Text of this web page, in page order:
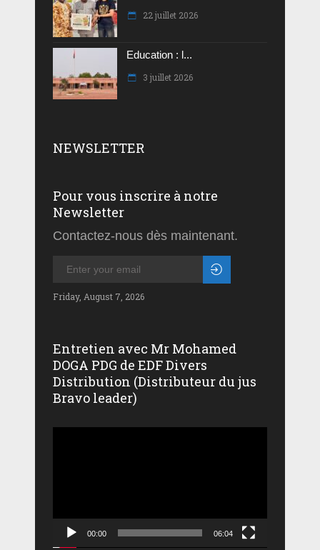
22 juillet 2026
Education : l...
3 juillet 2026
NEWSLETTER
Pour vous inscrire à notre
Newsletter
Contactez-nous dès maintenant.
Friday, August 7, 2026
Entretien avec Mr Mohamed
DOGA PDG de EDF Divers
Distribution (Distributeur du jus
Bravo leader)
00:00 06:04